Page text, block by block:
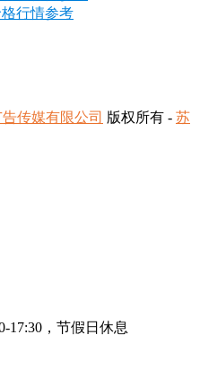
行情参考
传媒有限公司 版权所有 - 苏
17:30，节假日休息